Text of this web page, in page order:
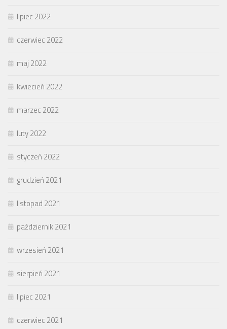
lipiec 2022
czerwiec 2022
maj 2022
kwiecień 2022
marzec 2022
luty 2022
styczeń 2022
grudzień 2021
listopad 2021
październik 2021
wrzesień 2021
sierpień 2021
lipiec 2021
czerwiec 2021